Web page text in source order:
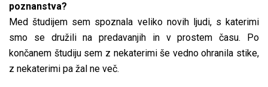
poznanstva?
Med študijem sem spoznala veliko novih ljudi, s katerimi
smo se družili na predavanjih in v prostem času. Po
končanem študiju sem z nekaterimi še vedno ohranila stike,
z nekaterimi pa žal ne več.